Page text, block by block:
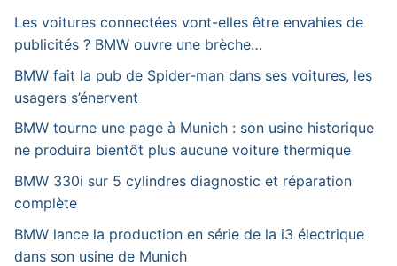
Les voitures connectées vont-elles être envahies de
publicités ? BMW ouvre une brèche…
BMW fait la pub de Spider-man dans ses voitures, les
usagers s’énervent
BMW tourne une page à Munich : son usine historique
ne produira bientôt plus aucune voiture thermique
BMW 330i sur 5 cylindres diagnostic et réparation
complète
BMW lance la production en série de la i3 électrique
dans son usine de Munich